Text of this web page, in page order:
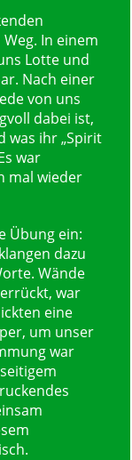
In einem
Lotte und
Nach einer
von uns
dabei ist,
was ihr „Spirit
war
mal wieder
Übung ein:
dazu
Wände
war
eine
um unser
war